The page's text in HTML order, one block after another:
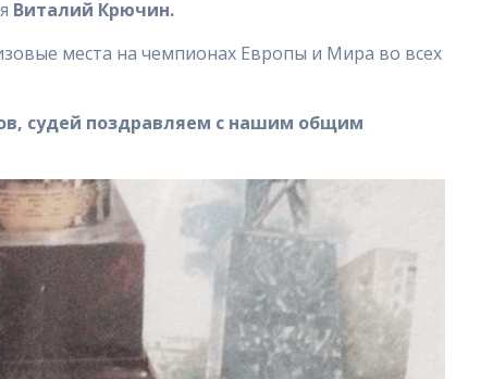
Виталий Крючин.
места на чемпионах Европы и Мира во всех
судей поздравляем с нашим общим